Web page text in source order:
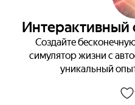
Интерактивный
Создайте
симулятор жизни с
уникальный